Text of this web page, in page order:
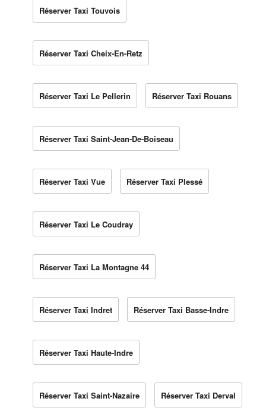
Réserver Taxi Touvois
Réserver Taxi Cheix-En-Retz
Réserver Taxi Le Pellerin Réserver Taxi Rouans
Réserver Taxi Saint-Jean-De-Boiseau
Réserver Taxi Vue Réserver Taxi Plessé
Réserver Taxi Le Coudray
Réserver Taxi La Montagne 44
Réserver Taxi Indret Réserver Taxi Basse-Indre
Réserver Taxi Haute-Indre
Réserver Taxi Saint-Nazaire Réserver Taxi Derval